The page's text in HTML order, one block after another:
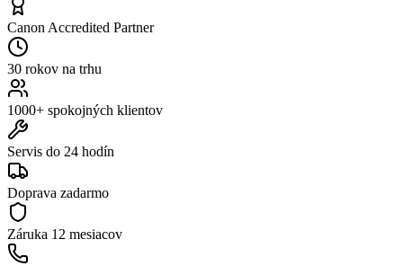
Canon Accredited Partner
30 rokov na trhu
1000+ spokojných klientov
Servis do 24 hodín
Doprava zadarmo
Záruka 12 mesiacov